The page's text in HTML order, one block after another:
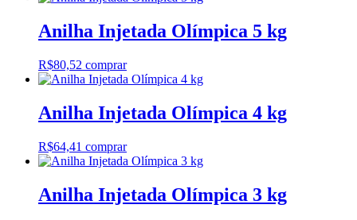
Anilha Injetada Olímpica 5 kg
R$80,52 comprar
Anilha Injetada Olímpica 4 kg
R$64,41 comprar
Anilha Injetada Olímpica 3 kg